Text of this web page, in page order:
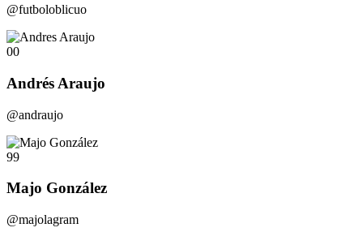
@futboloblicuo
00
Andrés Araujo
@andraujo
99
Majo González
@majolagram